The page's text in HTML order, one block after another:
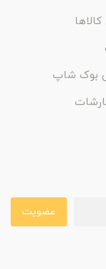
بوک شاپ
عضویت